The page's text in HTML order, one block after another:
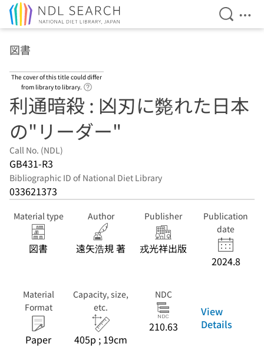
Open
図書
The cover of this title could differ
from library to library.
利通暗殺 : 凶刃に斃れた日本
の"リーダー"
Call No. (NDL)
GB431-R3
Bibliographic ID of National Diet Library
033621373
Material type
図書
Author
遠矢浩規 著
Publisher
戎光祥出版
Publication
date
2024.8
Material
Format
Paper
Capacity, size,
etc.
405p ; 19cm
NDC
210.63
View
Details